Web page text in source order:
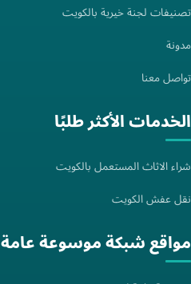
تصنيفات لجنة خيرية بالكويت
مدونة
تواصل معنا
الخدمات الأكثر طلبًا
شراء الاثاث المستعمل بالكويت
نقل عفش الكويت
مواقع شبكة موسوعة عامة